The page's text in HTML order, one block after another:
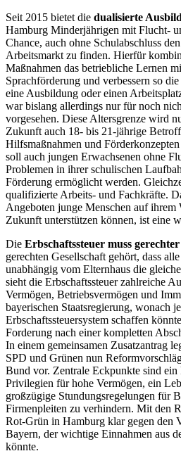
Seit 2015 bietet die dualisierte
Hamburg Minderjährigen mit Flucht-
Chance, auch ohne Schulabschluss
Arbeitsmarkt zu finden. Hierfür
Maßnahmen das betriebliche Lernen
Sprachförderung und verbessern so
eine Ausbildung oder einen
war bislang allerdings nur für noch
vorgesehen. Diese Altersgrenze wird
Zukunft auch 18- bis 21-jährige
Hilfsmaßnahmen und
soll auch jungen Erwachsenen ohne
Problemen in ihrer schulischen
Förderung ermöglicht werden.
qualifizierte Arbeits- und Fachkräfte.
Angeboten junge Menschen auf ihrem
Zukunft unterstützen können, ist eine
Die Erbschaftssteuer muss
gerechten Gesellschaft gehört, dass
unabhängig vom Elternhaus die
sieht die Erbschaftssteuer zahlreiche
Vermögen, Betriebsvermögen und
bayerischen Staatsregierung, wonach
Erbschaftssteuersystem schaffen
Forderung nach einer kompletten
In einem gemeinsamen Zusatzantrag
SPD und Grünen nun
Bund vor. Zentrale Eckpunkte sind ein
Privilegien für hohe Vermögen, ein
großzügige Stundungsregelungen für
Firmenpleiten zu verhindern. Mit den
Rot-Grün in Hamburg klar gegen den
Bayern, der wichtige Einnahmen aus
könnte.